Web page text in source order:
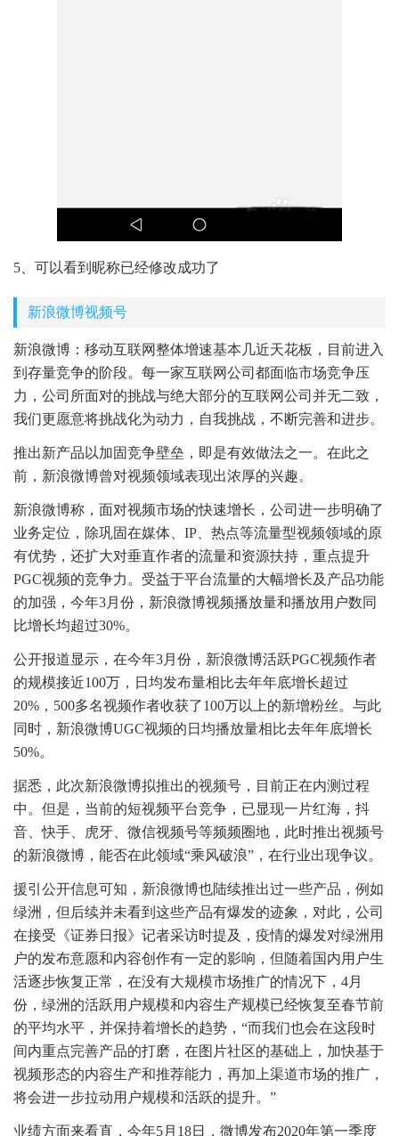
5、可以看到昵称已经修改成功了
新浪微博视频号
新浪微博：移动互联网整体增速基本几近天花板，目前进入
到存量竞争的阶段。每一家互联网公司都面临市场竞争压
力，公司所面对的挑战与绝大部分的互联网公司并无二致，
我们更愿意将挑战化为动力，自我挑战，不断完善和进步。
推出新产品以加固竞争壁垒，即是有效做法之一。在此之
前，新浪微博曾对视频领域表现出浓厚的兴趣。
新浪微博称，面对视频市场的快速增长，公司进一步明确了
业务定位，除巩固在媒体、IP、热点等流量型视频领域的原
有优势，还扩大对垂直作者的流量和资源扶持，重点提升
PGC视频的竞争力。受益于平台流量的大幅增长及产品功能
的加强，今年3月份，新浪微博视频播放量和播放用户数同
比增长均超过30%。
公开报道显示，在今年3月份，新浪微博活跃PGC视频作者
的规模接近100万，日均发布量相比去年年底增长超过
20%，500多名视频作者收获了100万以上的新增粉丝。与此
同时，新浪微博UGC视频的日均播放量相比去年年底增长
50%。
据悉，此次新浪微博拟推出的视频号，目前正在内测过程
中。但是，当前的短视频平台竞争，已显现一片红海，抖
音、快手、虎牙、微信视频号等频频圈地，此时推出视频号
的新浪微博，能否在此领域“乘风破浪”，在行业出现争议。
援引公开信息可知，新浪微博也陆续推出过一些产品，例如
绿洲，但后续并未看到这些产品有爆发的迹象，对此，公司
在接受《证券日报》记者采访时提及，疫情的爆发对绿洲用
户的发布意愿和内容创作有一定的影响，但随着国内用户生
活逐步恢复正常，在没有大规模市场推广的情况下，4月
份，绿洲的活跃用户规模和内容生产规模已经恢复至春节前
的平均水平，并保持着增长的趋势，“而我们也会在这段时
间内重点完善产品的打磨，在图片社区的基础上，加快基于
视频形态的内容生产和推荐能力，再加上渠道市场的推广，
将会进一步拉动用户规模和活跃的提升。”
业绩方面来看直，今年5月18日，微博发布2020年第一季度